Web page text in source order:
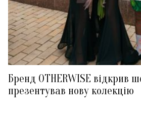
Бренд OTHERWISE відкрив
презентував нову колекцію